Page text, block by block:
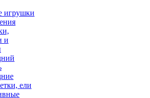
игрушки
и
ели